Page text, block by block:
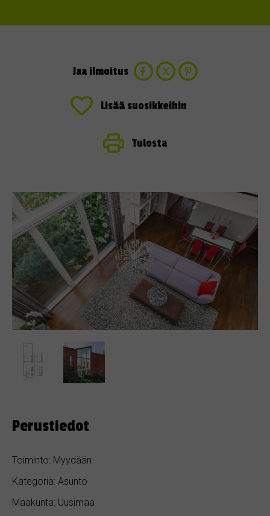
Jaa ilmoitus
Lisää suosikkeihin
Tulosta
Perustiedot
Toiminto: Myydään
Kategoria: Asunto
Maakunta: Uusimaa